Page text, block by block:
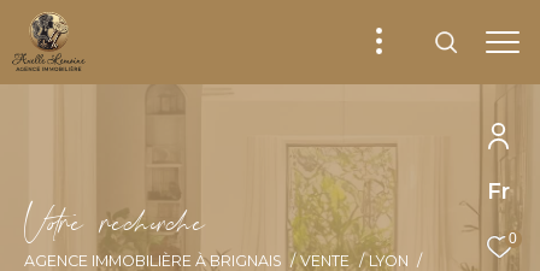
Fr
0
Vore recece
AGENCE IMMOBILIÈRE À BRIGNAIS VENTE
LYON